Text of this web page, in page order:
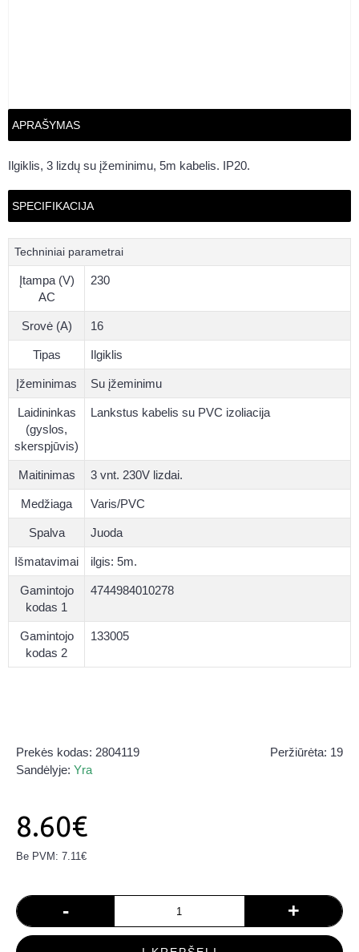
APRAŠYMAS
Ilgiklis, 3 lizdų su įžeminimu, 5m kabelis. IP20.
SPECIFIKACIJA
Techniniai parametrai
Įtampa (V)
AC
230
Srovė (A) 16
Tipas Ilgiklis
Įžeminimas Su įžeminimu
Laidininkas
(gyslos,
skerspjūvis)
Lankstus kabelis su PVC izoliacija
Maitinimas 3 vnt. 230V lizdai.
Medžiaga Varis/PVC
Spalva Juoda
Išmatavimai ilgis: 5m.
Gamintojo
kodas 1
4744984010278
Gamintojo
kodas 2
133005
Peržiūrėta: 19
Prekės kodas: 2804119
Sandėlyje: Yra
8.60€
Be PVM: 7.11€
- +